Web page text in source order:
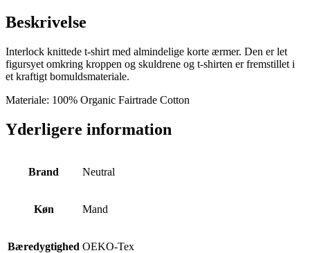
Beskrivelse
Interlock knittede t-shirt med almindelige korte ærmer. Den er let
figursyet omkring kroppen og skuldrene og t-shirten er fremstillet i
et kraftigt bomuldsmateriale.
Materiale: 100% Organic Fairtrade Cotton
Yderligere information
Brand Neutral
Køn Mand
Bæredygtighed OEKO-Tex